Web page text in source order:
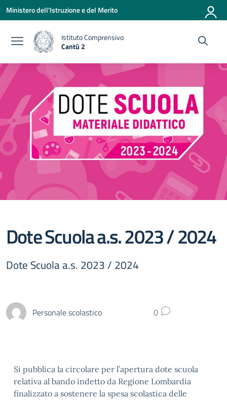
Vai ai contenuti
Vai al menu di navigazione
Vai al footer
Ministero dell'Istruzione e del Merito
Istituto Comprensivo
Cantù 2
Dote Scuola a.s. 2023 / 2024
Dote Scuola a.s. 2023 / 2024
Personale scolastico 0
Si pubblica la circolare per l’apertura dote scuola
relativa al bando indetto da Regione Lombardia
finalizzato a sostenere la spesa scolastica delle